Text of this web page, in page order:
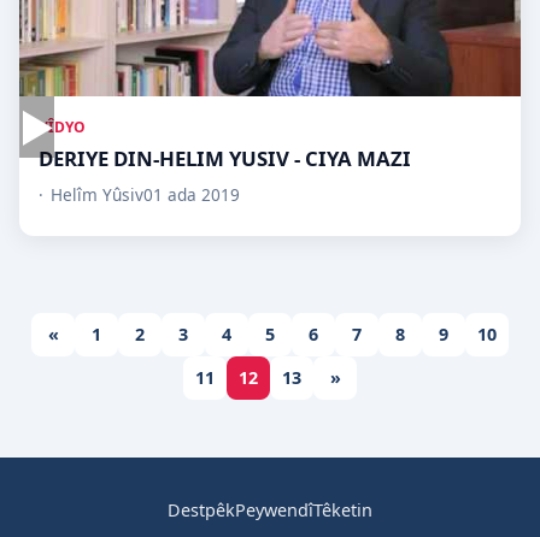
▶VÎDYO
DERIYE DIN-HELIM YUSIV - CIYA MAZI
Helîm Yûsiv01 ada 2019
« 1 2 3 4 5 6 7 8 9
10
11
12 13 »
DestpêkPeywendîTêketin